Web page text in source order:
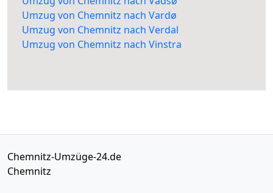
Umzug von Chemnitz nach Vardø
Umzug von Chemnitz nach Verdal
Umzug von Chemnitz nach Vinstra
Chemnitz-Umzüge-24.de
Chemnitz